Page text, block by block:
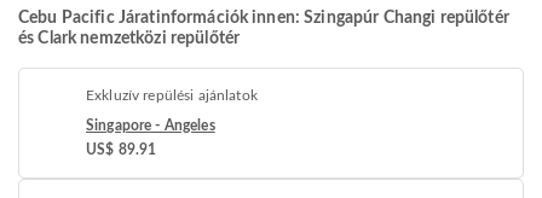
Cebu Pacific Járatinformációk innen: Szingapúr Changi repülőtér
és Clark nemzetközi repülőtér
Exkluzív repülési ajánlatok
Singapore - Angeles
US$ 89.91